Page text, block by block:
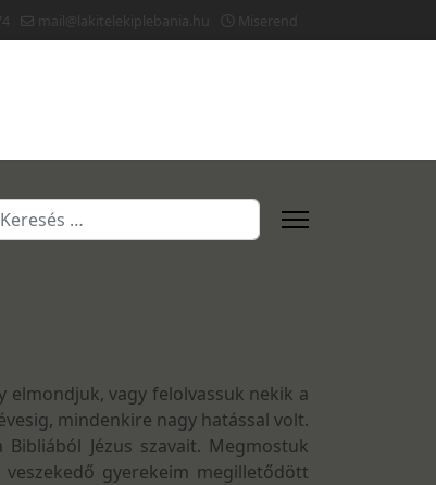
mail@lakitelekiplebania.hu Miserend
elmondjuk, vagy felolvassuk nekik a
mindenkire nagy hatással volt.
Jézus szavait. Megmostuk
gyerekeim megilletődött